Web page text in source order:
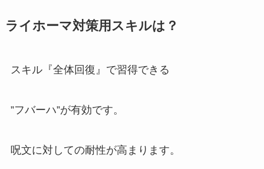
ライホーマ対策用スキルは？
スキル『全体回復』で習得できる
”フバーハ”が有効です。
呪文に対しての耐性が高まります。